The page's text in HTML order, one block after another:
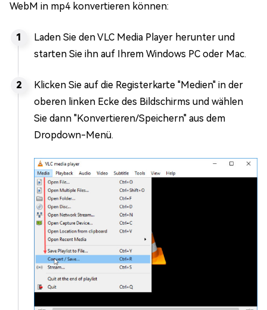
WebM in mp4 konvertieren können:
Laden Sie den VLC Media Player herunter und
starten Sie ihn auf Ihrem Windows PC oder Mac.
Klicken Sie auf die Registerkarte "Medien" in der
oberen linken Ecke des Bildschirms und wählen
Sie dann "Konvertieren/Speichern" aus dem
Dropdown-Menü.